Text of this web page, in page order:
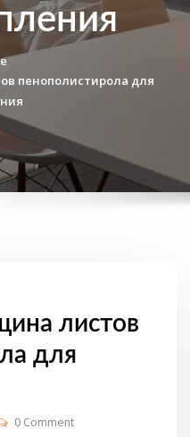
пенополистирола для
листов
для
0 Comment